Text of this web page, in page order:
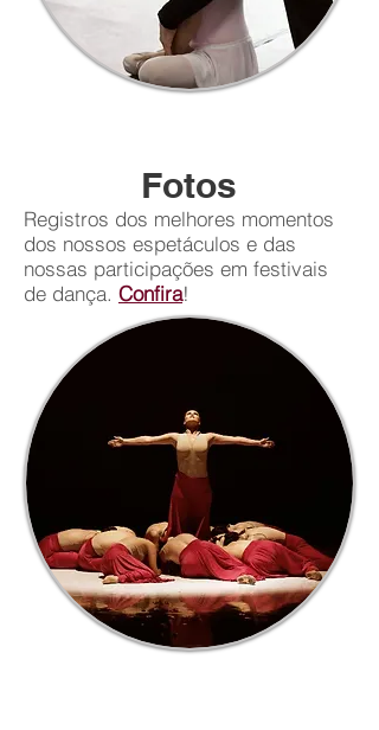
Fotos
Registros dos melhores momentos
dos nossos espetáculos e das
nossas participações em festivais
de dança. Confira!